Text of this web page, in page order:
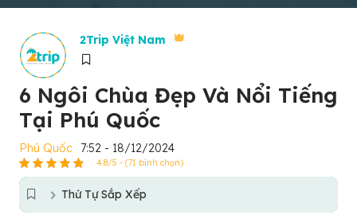
2Trip Việt Nam
6 Ngôi Chùa Đẹp Và Nổi Tiếng
Tại Phú Quốc
Phú Quốc 7:52 - 18/12/2024
4.8/5 - (71 bình chọn)
Thứ Tự Sắp Xếp